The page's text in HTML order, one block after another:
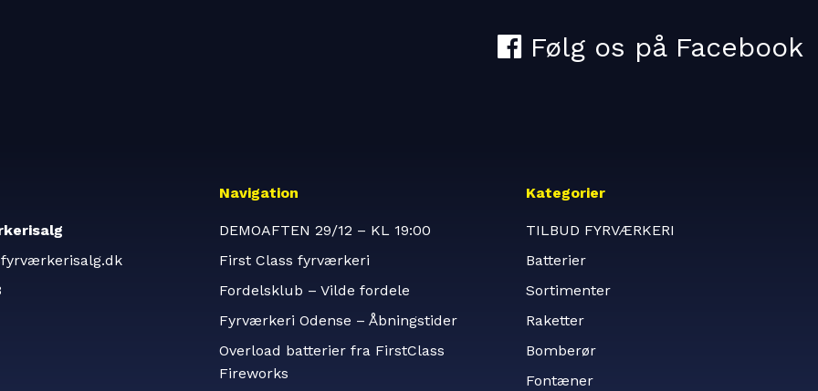
Navigation
DEMOAFTEN 29/12 – KL 19:00
First Class fyrværkeri
Fordelsklub – Vilde fordele
Fyrværkeri Odense – Åbningstider
Overload batterier fra FirstClass
Fireworks
Kategorier
TILBUD FYRVÆRKERI
Batterier
Sortimenter
Raketter
Bomberør
Fontæner